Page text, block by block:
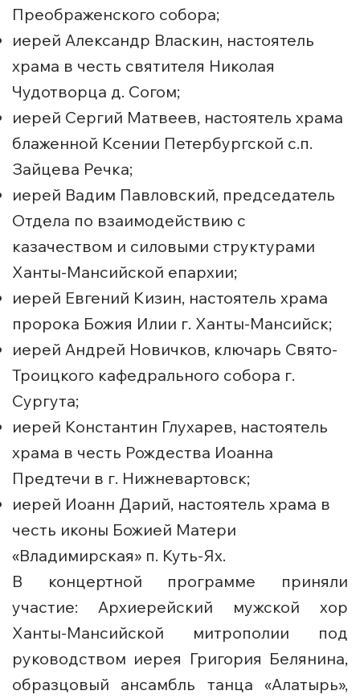
Преображенского собора;
иерей Александр Власкин, настоятель
храма в честь святителя Николая
Чудотворца д. Согом;
иерей Сергий Матвеев, настоятель храма
блаженной Ксении Петербургской с.п.
Зайцева Речка;
иерей Вадим Павловский, председатель
Отдела по взаимодействию с
казачеством и силовыми структурами
Ханты-Мансийской епархии;
иерей Евгений Кизин, настоятель храма
пророка Божия Илии г. Ханты-Мансийск;
иерей Андрей Новичков, ключарь Свято-
Троицкого кафедрального собора г.
Сургута;
иерей Константин Глухарев, настоятель
храма в честь Рождества Иоанна
Предтечи в г. Нижневартовск;
иерей Иоанн Дарий, настоятель храма в
честь иконы Божией Матери
«Владимирская» п. Куть-Ях.
В концертной программе приняли
участие: Архиерейский мужской хор
Ханты-Мансийской митрополии под
руководством иерея Григория Белянина,
образцовый ансамбль танца «Алатырь»,